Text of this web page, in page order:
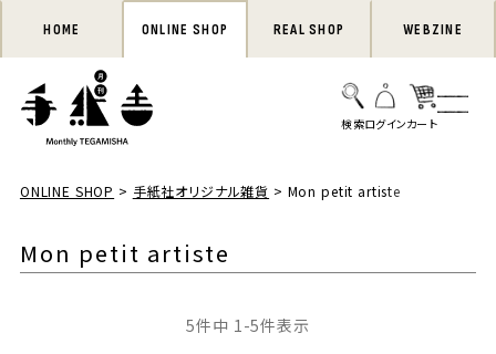
HOME ONLINE SHOP REAL SHOP WEBZINE
ONLINE SHOP 手紙社オリジナル雑貨 Mon petit artiste
Mon petit artiste
5件中 1 -5件表示